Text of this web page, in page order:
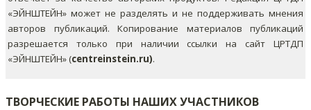
«ЭЙНШТЕЙН» может не разделять и не поддерживать мнения
авторов публикаций. Копирование материалов публикаций
разрешается только при наличии ссылки на сайт ЦРТДП
«ЭЙНШТЕЙН» (centreinstein.ru).
ТВОРЧЕСКИЕ РАБОТЫ НАШИХ УЧАСТНИКОВ